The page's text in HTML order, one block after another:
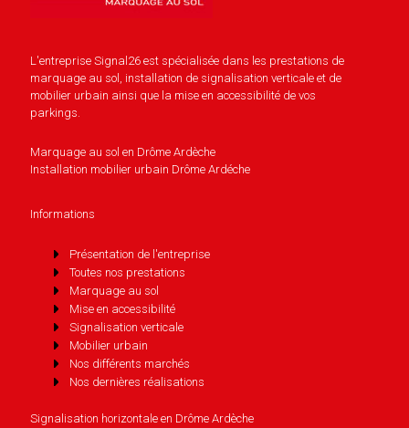
L'entreprise Signal26 est spécialisée dans les prestations de
marquage au sol, installation de signalisation verticale et de
mobilier urbain ainsi que la mise en accessibilité de vos
parkings.
Marquage au sol en Drôme Ardèche
Installation mobilier urbain Drôme Ardéche
Informations
Présentation de l'entreprise
Toutes nos prestations
Marquage au sol
Mise en accessibilité
Signalisation verticale
Mobilier urbain
Nos différents marchés
Nos dernières réalisations
Signalisation horizontale en Drôme Ardèche